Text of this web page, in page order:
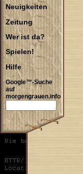
Neuigkeiten
Zeitung
Wer ist da?
Spielen!
Hilfe
Google™-Suche
auf
morgengrauen.info